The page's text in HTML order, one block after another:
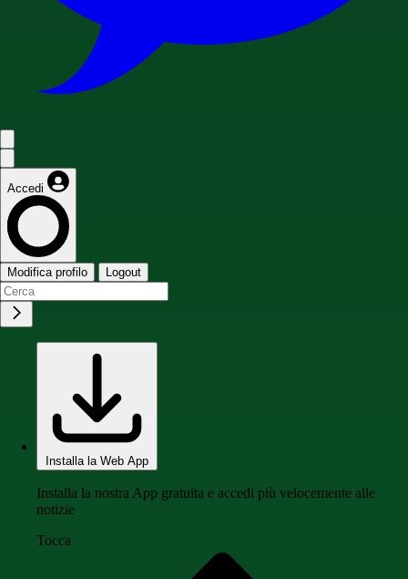
Accedi
Modifica profilo Logout
Installa la Web App
Installa la nostra App gratuita e accedi più velocemente alle
notizie
Tocca